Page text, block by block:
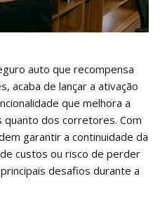
auto que recompensa
acaba de lançar a ativação
que melhora a
dos corretores. Com
garantir a continuidade da
custos ou risco de perder
desafios durante a